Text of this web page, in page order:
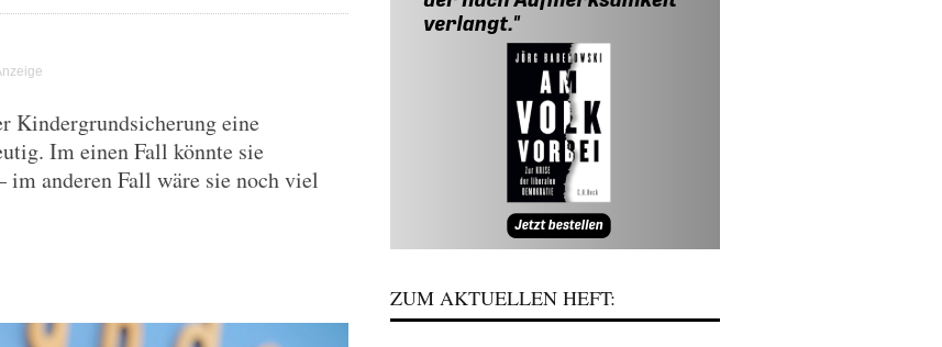
Kindergrundsicherung eine
Im einen Fall könnte sie
im anderen Fall wäre sie noch viel
ZUM AKTUELLEN HEFT: